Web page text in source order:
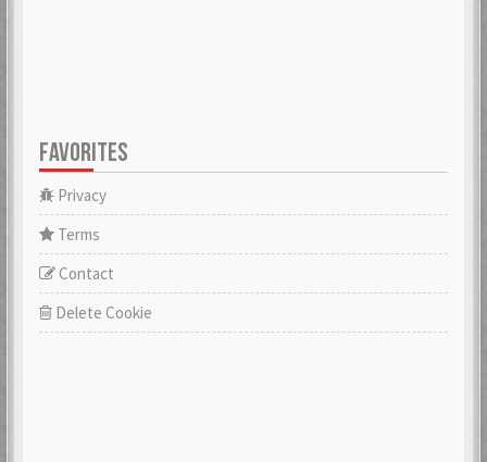
FAVORITES
Privacy
Terms
Contact
Delete Cookie